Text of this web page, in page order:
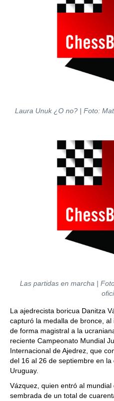
Laura Unuk ¿O no? | Foto:
Las partidas en marcha |
La ajedrecista boricua Danitza
capturó la medalla de bronce,
de forma magistral a la
reciente Campeonato Mundial
Internacional de Ajedrez, que
del 16 al 26 de septiembre en la
Uruguay.
Vázquez, quien entró al
sembrada de un total de